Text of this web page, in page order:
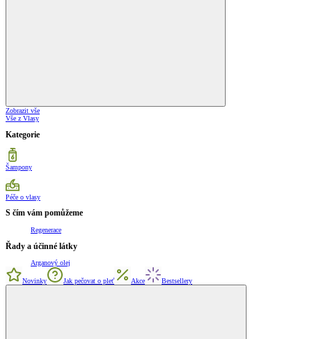
Zobrazit vše
Vše z Vlasy
Kategorie
Šampony
Péče o vlasy
S čím vám pomůžeme
Regenerace
Řady a účinné látky
Arganový olej
Novinky Jak pečovat o pleť Akce Bestsellery